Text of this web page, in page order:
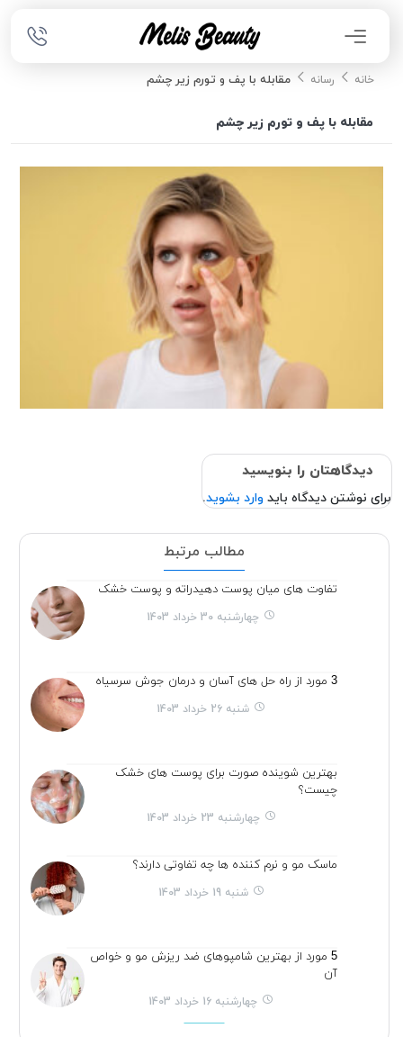
خانه رسانه مقابله با پف و تورم زیر چشم
مقابله با پف و تورم زیر چشم
دیدگاهتان را بنویسید
برای نوشتن دیدگاه باید وارد بشوید.
مطالب مرتبط
تفاوت های میان پوست دهیدراته و پوست خشک
چهارشنبه 30 خرداد 1403
3 مورد از راه حل های آسان و درمان جوش سرسیاه
شنبه 26 خرداد 1403
بهترین شوینده صورت برای پوست های خشک
چیست؟
چهارشنبه 23 خرداد 1403
ماسک مو و نرم کننده ها چه تفاوتی دارند؟
شنبه 19 خرداد 1403
5 مورد از بهترین شامپوهای ضد ریزش مو و خواص
آن
چهارشنبه 16 خرداد 1403